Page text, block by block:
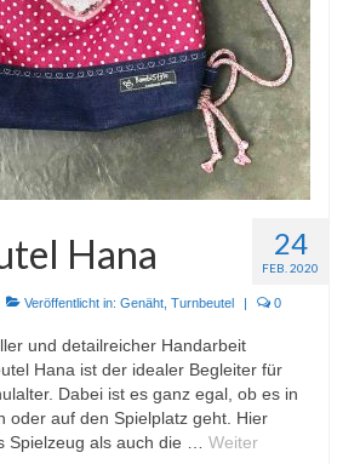
24
FEB. 2020
Hana
Veröffentlicht in: Genäht, Turnbeutel 0
und detailreicher Handarbeit
Hana ist der idealer Begleiter für
Dabei ist es ganz egal, ob es in
oder auf den Spielplatz geht. Hier
Spielzeug als auch die … Weiter